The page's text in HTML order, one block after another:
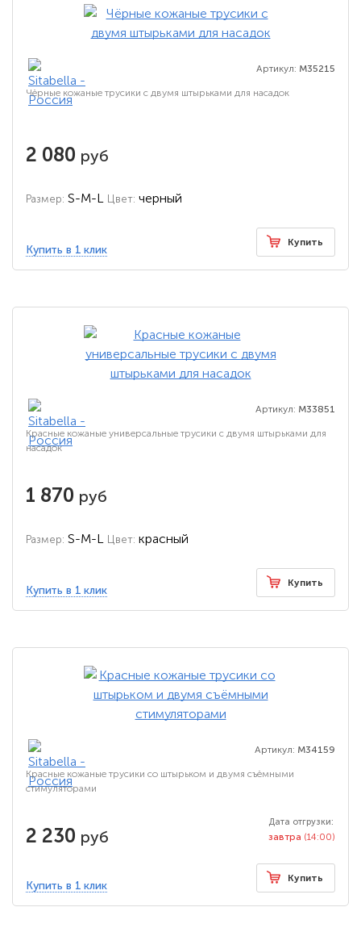
Артикул: M35215
Чёрные кожаные трусики с двумя штырьками для насадок
2 080 руб
Размер: S-M-L Цвет: черный
Купить в 1 клик
Купить
Артикул: M33851
Красные кожаные универсальные трусики с двумя штырьками для
насадок
1 870 руб
Размер: S-M-L Цвет: красный
Купить в 1 клик
Купить
Артикул: M34159
Красные кожаные трусики со штырьком и двумя съёмными
стимуляторами
2 230 руб
Дата отгрузки:
завтра (14:00)
Купить в 1 клик
Купить